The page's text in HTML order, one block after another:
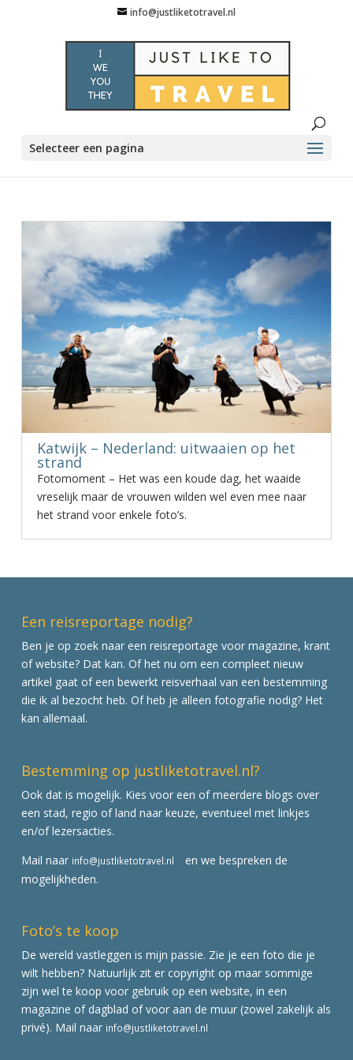
info@justliketotravel.nl
Selecteer een pagina
Katwijk – Nederland: uitwaaien op het
strand
Fotomoment – Het was een koude dag, het waaide
vreselijk maar de vrouwen wilden wel even mee naar
het strand voor enkele foto’s.
Een reisreportage nodig?
Ben je op zoek naar een reisreportage voor magazine, krant
of website? Dat kan. Of het nu om een compleet nieuw
artikel gaat of een bewerkt reisverhaal van een bestemming
die ik al bezocht heb. Of heb je alleen fotografie nodig? Het
kan allemaal.
Bestemming op justliketotravel.nl?
Ook dat is mogelijk. Kies voor een of meerdere blogs over
een stad, regio of land naar keuze, eventueel met linkjes
en/of lezersacties.
Mail naar info@justliketotravel.nl
en we bespreken de
mogelijkheden.
Foto’s te koop
De wereld vastleggen is mijn passie. Zie je een foto die je
wilt hebben? Natuurlijk zit er copyright op maar sommige
zijn wel te koop voor gebruik op een website, in een
magazine of dagblad of voor aan de muur (zowel zakelijk als
privé). Mail naar info@justliketotravel.nl